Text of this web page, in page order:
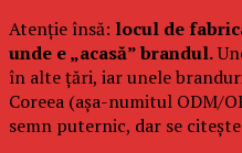
Atenție însă: locul de
unde e „acasă” brandul.
în alte țări, iar unele
Coreea (așa-numitul ODM/
semn puternic, dar se